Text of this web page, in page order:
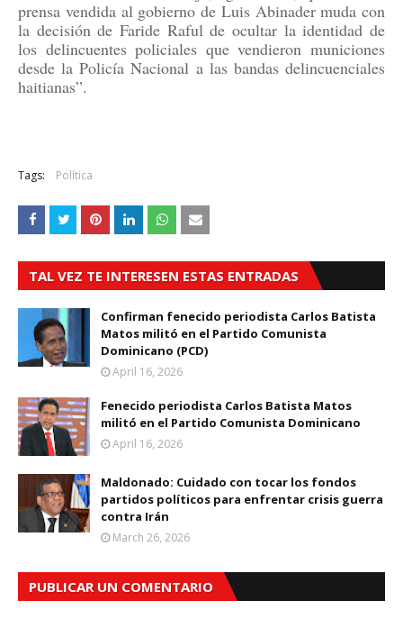
prensa vendida al gobierno de Luis Abinader muda con
la decisión de Faride Raful de ocultar la identidad de
los delincuentes policiales que vendieron municiones
desde la Policía Nacional a las bandas delincuenciales
haitianas”.
Tags: Política
TAL VEZ TE INTERESEN ESTAS ENTRADAS
Confirman fenecido periodista Carlos Batista
Matos militó en el Partido Comunista
Dominicano (PCD)
April 16, 2026
Fenecido periodista Carlos Batista Matos
militó en el Partido Comunista Dominicano
April 16, 2026
Maldonado: Cuidado con tocar los fondos
partidos políticos para enfrentar crisis guerra
contra Irán
March 26, 2026
PUBLICAR UN COMENTARIO